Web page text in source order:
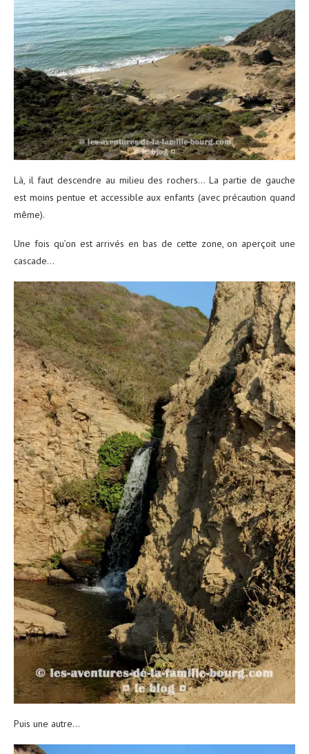
Là, il faut descendre au milieu des rochers… La partie de gauche
est moins pentue et accessible aux enfants (avec précaution quand
même).
Une fois qu’on est arrivés en bas de cette zone, on aperçoit une
cascade…
Puis une autre…